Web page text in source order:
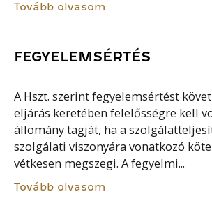
Tovább olvasom
FEGYELEMSÉRTÉS
A Hszt. szerint fegyelemsértést
eljárás keretében felelősségre kell
állomány tagját, ha a
szolgálati viszonyára vonatkozó
vétkesen megszegi. A fegyelmi...
Tovább olvasom